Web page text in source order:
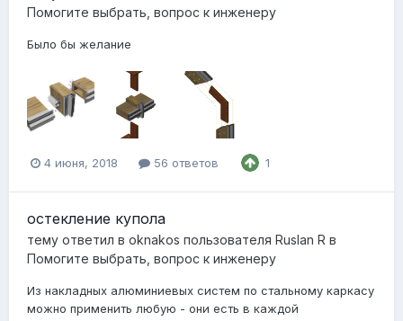
Помогите выбрать, вопрос к инженеру
Было бы желание
4 июня, 2018 56 ответов 1
остекление купола
тему ответил в oknakos пользователя Ruslan R в
Помогите выбрать, вопрос к инженеру
Из накладных алюминиевых систем по стальному каркасу
можно применить любую - они есть в каждой